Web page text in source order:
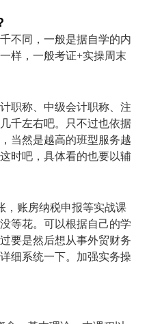
不同，一般是据自学的内
样，一般考证+实操周末
职称、中级会计职称、注
千左右吧。只不过也依据
当然是越高的班型服务越
时吧，具体看的也要以辅
，账房纳税申报等实战课
等花。可以根据自己的学
要是然后想从事外贸财务
细系统一下。加强实务操